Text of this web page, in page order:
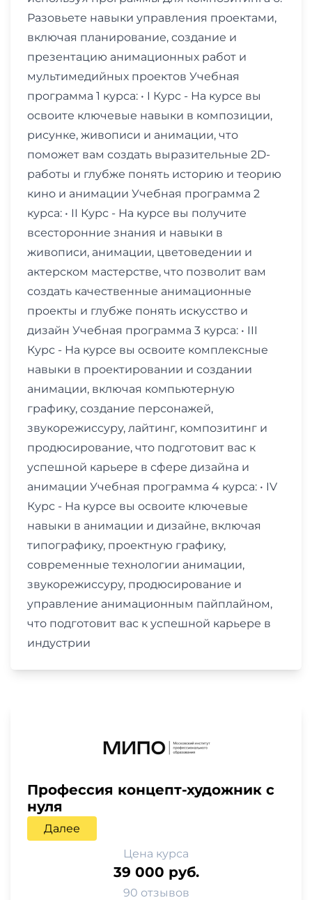
Разовьете навыки управления проектами,
включая планирование, создание и
презентацию анимационных работ и
мультимедийных проектов Учебная
программа 1 курса: • I Курс - На курсе вы
освоите ключевые навыки в композиции,
рисунке, живописи и анимации, что
поможет вам создать выразительные 2D-
работы и глубже понять историю и теорию
кино и анимации Учебная программа 2
курса: • II Курс - На курсе вы получите
всесторонние знания и навыки в
живописи, анимации, цветоведении и
актерском мастерстве, что позволит вам
создать качественные анимационные
проекты и глубже понять искусство и
дизайн Учебная программа 3 курса: • III
Курс - На курсе вы освоите комплексные
навыки в проектировании и создании
анимации, включая компьютерную
графику, создание персонажей,
звукорежиссуру, лайтинг, композитинг и
продюсирование, что подготовит вас к
успешной карьере в сфере дизайна и
анимации Учебная программа 4 курса: • IV
Курс - На курсе вы освоите ключевые
навыки в анимации и дизайне, включая
типографику, проектную графику,
современные технологии анимации,
звукорежиссуру, продюсирование и
управление анимационным пайплайном,
что подготовит вас к успешной карьере в
индустрии
Профессия концепт-художник с
нуля
Далее
Цена курса
39 000 руб.
90 отзывов